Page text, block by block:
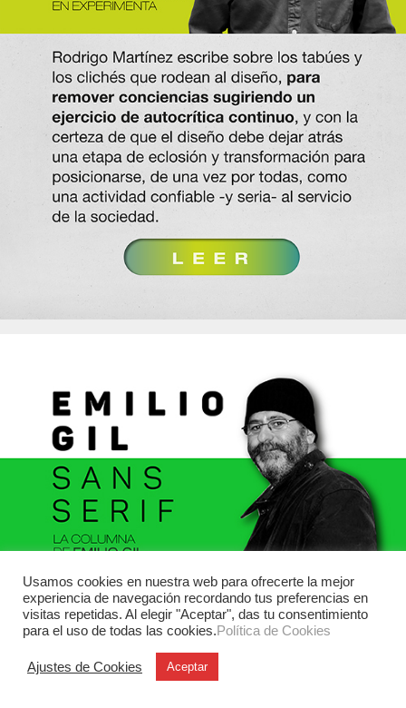
Usamos cookies en nuestra web para ofrecerte la mejor
experiencia de navegación recordando tus preferencias en
visitas repetidas. Al elegir "Aceptar", das tu consentimiento
para el uso de todas las cookies.Política de Cookies
Ajustes de Cookies Aceptar